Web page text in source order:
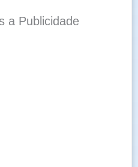
a Publicidade